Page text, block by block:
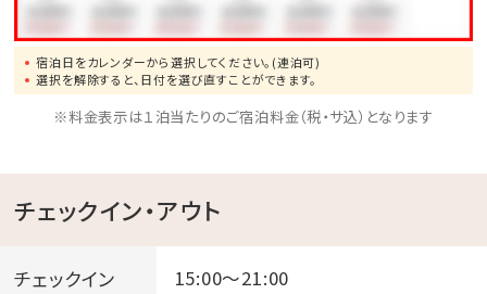
宿泊日をカレンダーから選択してください。(連泊可)
選択を解除すると、日付を選び直すことができます。
※料金表示は１泊当たりのご宿泊料金（税・サ込）となります
チェックイン・アウト
チェックイン 15:00～21:00